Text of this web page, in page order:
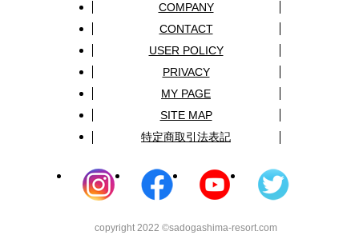
COMPANY
CONTACT
USER POLICY
PRIVACY
MY PAGE
SITE MAP
特定商取引法表記
copyright 2022 ©sadogashima-resort.com